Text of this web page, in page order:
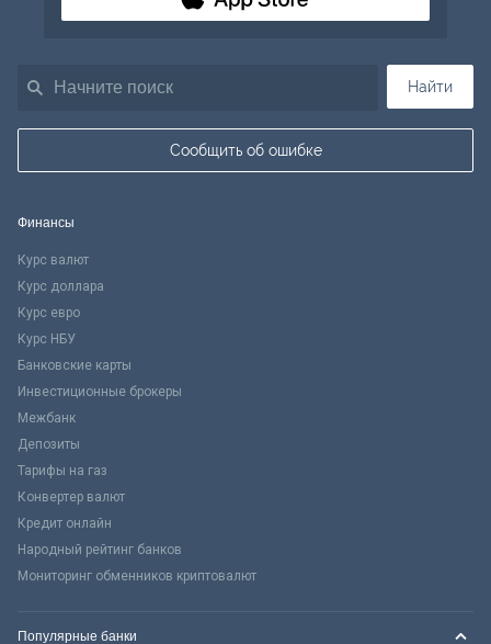
Найти
Сообщить об ошибке
Финансы
Курс валют
Курс доллара
Курс евро
Курс НБУ
Банковские карты
Инвестиционные брокеры
Межбанк
Депозиты
Тарифы на газ
Конвертер валют
Кредит онлайн
Народный рейтинг банков
Мониторинг обменников криптовалют
Популярные банки